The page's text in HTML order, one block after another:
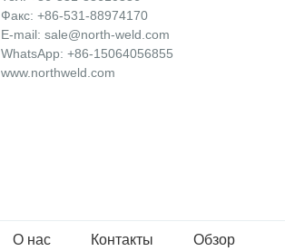
Факс: +86-531-88974170
E-mail: sale@north-weld.com
WhatsApp: +86-15064056855
www.northweld.com
О нас Контакты Обзор